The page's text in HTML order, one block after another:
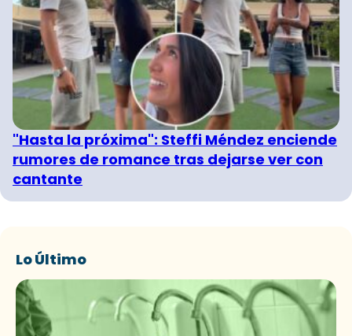
"Hasta la próxima": Steffi Méndez enciende
rumores de romance tras dejarse ver con
cantante
Lo Último